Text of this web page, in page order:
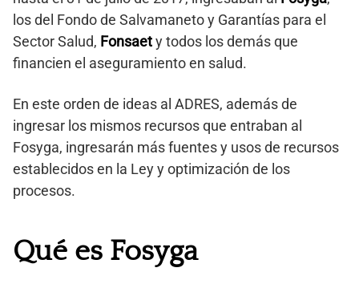
los del Fondo de Salvamaneto y Garantías para el
Sector Salud, Fonsaety todos los demás que
financien el aseguramiento en salud.
En este orden de ideas al ADRES, además de
ingresar los mismos recursos que entraban al
Fosyga, ingresarán más fuentes y usos de recursos
establecidos en la Ley y optimización de los
procesos.
Qué es Fosyga